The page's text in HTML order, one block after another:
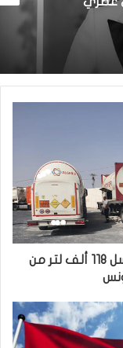
المرّة الثانيّة في ذات الأسبوع..الجزائر ترسل 118 ألف لتر من